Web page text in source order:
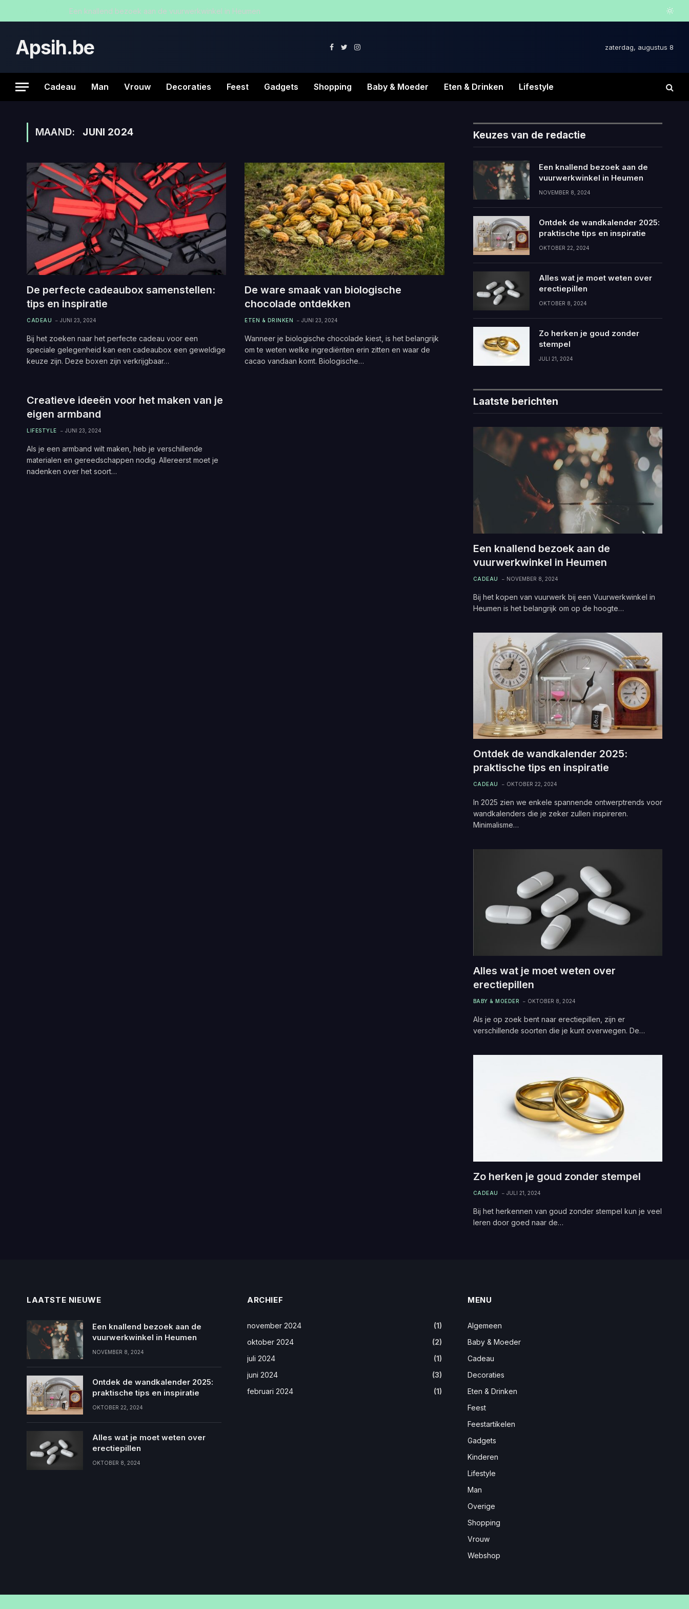
Een knallend bezoek aan de vuurwerkwinkel in Heumen
Apsih.be Facebook
TwitterInstagram
zaterdag, augustus 8
Cadeau Man Vrouw Decoraties Feest Gadgets Shopping Baby & Moeder Eten & Drinken Lifestyle
MAAND: JUNI 2024
De perfecte cadeaubox samenstellen:
tips en inspiratie
CADEAU JUNI 23, 2024
Bij het zoeken naar het perfecte cadeau voor een
speciale gelegenheid kan een cadeaubox een geweldige
keuze zijn. Deze boxen zijn verkrijgbaar…
De ware smaak van biologische
chocolade ontdekken
ETEN & DRINKEN JUNI 23, 2024
Wanneer je biologische chocolade kiest, is het belangrijk
om te weten welke ingrediënten erin zitten en waar de
cacao vandaan komt. Biologische…
Creatieve ideeën voor het maken van je
eigen armband
LIFESTYLE JUNI 23, 2024
Als je een armband wilt maken, heb je verschillende
materialen en gereedschappen nodig. Allereerst moet je
nadenken over het soort…
Keuzes van de redactie
Een knallend bezoek aan de
vuurwerkwinkel in Heumen
NOVEMBER 8, 2024
Ontdek de wandkalender 2025:
praktische tips en inspiratie
OKTOBER 22, 2024
Alles wat je moet weten over
erectiepillen
OKTOBER 8, 2024
Zo herken je goud zonder
stempel
JULI 21, 2024
Laatste berichten
Een knallend bezoek aan de
vuurwerkwinkel in Heumen
CADEAU NOVEMBER 8, 2024
Bij het kopen van vuurwerk bij een Vuurwerkwinkel in
Heumen is het belangrijk om op de hoogte…
Ontdek de wandkalender 2025:
praktische tips en inspiratie
CADEAU OKTOBER 22, 2024
In 2025 zien we enkele spannende ontwerptrends voor
wandkalenders die je zeker zullen inspireren.
Minimalisme…
Alles wat je moet weten over
erectiepillen
BABY & MOEDER OKTOBER 8, 2024
Als je op zoek bent naar erectiepillen, zijn er
verschillende soorten die je kunt overwegen. De…
Zo herken je goud zonder stempel
CADEAU JULI 21, 2024
Bij het herkennen van goud zonder stempel kun je veel
leren door goed naar de…
LAATSTE NIEUWE
Een knallend bezoek aan de
vuurwerkwinkel in Heumen
NOVEMBER 8, 2024
Ontdek de wandkalender 2025:
praktische tips en inspiratie
OKTOBER 22, 2024
Alles wat je moet weten over
erectiepillen
OKTOBER 8, 2024
ARCHIEF
november 2024
(1)
oktober 2024
(2)
juli 2024
(1)
juni 2024
(3)
februari 2024
(1)
MENU
Algemeen
Baby & Moeder
Cadeau
Decoraties
Eten & Drinken
Feest
Feestartikelen
Gadgets
Kinderen
Lifestyle
Man
Overige
Shopping
Vrouw
Webshop